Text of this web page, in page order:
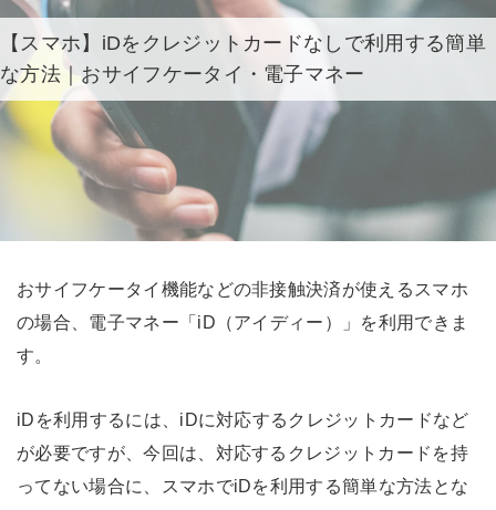
【スマホ】iDをクレジットカードなしで利用する簡単
な方法｜おサイフケータイ・電子マネー
おサイフケータイ機能などの非接触決済が使えるスマホ
の場合、電子マネー「iD（アイディー）」を利用できま
す。
iDを利用するには、iDに対応するクレジットカードなど
が必要ですが、今回は、対応するクレジットカードを持
ってない場合に、スマホでiDを利用する簡単な方法とな